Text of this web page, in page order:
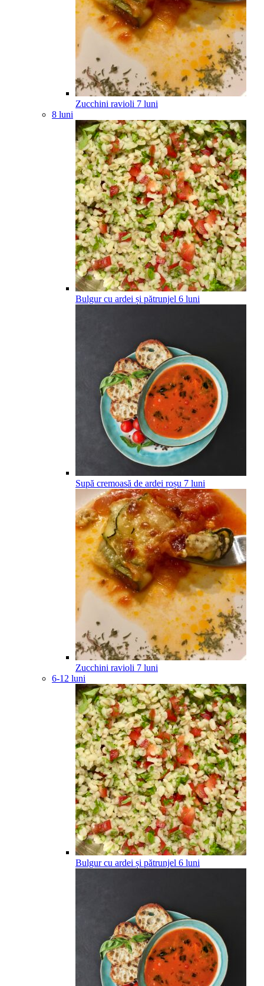
Zucchini ravioli 7 luni
8 luni
Bulgur cu ardei și pătrunjel 6 luni
Supă cremoasă de ardei roșu 7 luni
Zucchini ravioli 7 luni
6-12 luni
Bulgur cu ardei și pătrunjel 6 luni